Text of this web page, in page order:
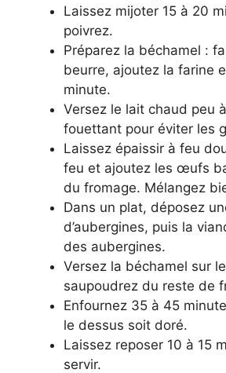
Laissez mijoter 15 à 20
poivrez.
Préparez la béchamel :
beurre, ajoutez la farine
minute.
Versez le lait chaud peu
fouettant pour éviter les
Laissez épaissir à feu
feu et ajoutez les œufs
du fromage. Mélangez
Dans un plat, déposez
d’aubergines, puis la
des aubergines.
Versez la béchamel sur
saupoudrez du reste de
Enfournez 35 à 45
le dessus soit doré.
Laissez reposer 10 à 15
servir.